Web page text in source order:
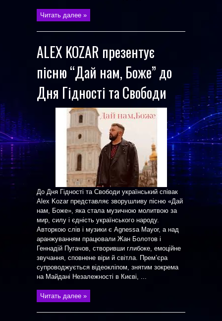
Читать далее »
ALEX KOZAR презентує
пісню “Дай нам, Боже” до
Дня Гідності та Свободи
До Дня Гідності та Свободи український співак
Alex Kozar представляє зворушливу пісню «Дай
нам, Боже», яка стала музичною молитвою за
мир, силу і єдність українського народу.
Авторкою слів і музики є Agnessa Mayor, а над
аранжуванням працювали Жан Болотов і
Геннадій Пугачов, створивши глибоке, емоційне
звучання, сповнене віри й світла. Прем’єра
супроводжується відеокліпом, знятим зокрема
на Майдані Незалежності в Києві, ...
Читать далее »